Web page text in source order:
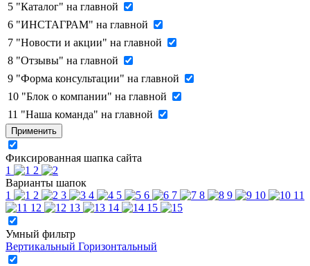
5 "Каталог" на главной
6 "ИНСТАГРАМ" на главной
7 "Новости и акции" на главной
8 "Отзывы" на главной
9 "Форма консультации" на главной
10 "Блок о компании" на главной
11 "Наша команда" на главной
Применить
Фиксированная шапка сайта
1
2
Варианты шапок
1
2 3 4 5 6 7 8 9 10
11
12
13 14 15
Умный фильтр
Вертикальный Горизонтальный